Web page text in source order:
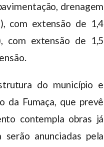
drenagem
com extensão de 1,4
com extensão de 1,5
do município e
Fumaça, que prevê
contempla obras já
anunciadas pela